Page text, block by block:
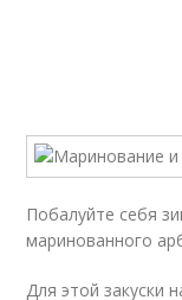
Побалуйте себя
маринованного
Для этой закуски